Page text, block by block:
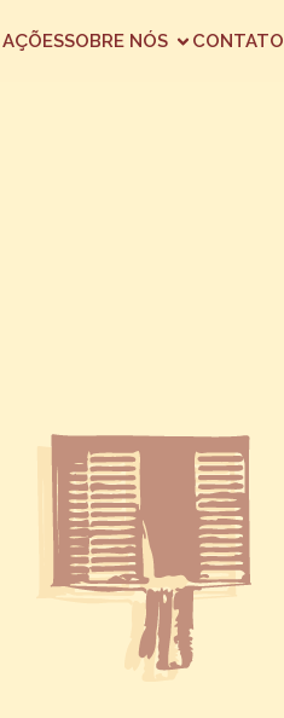
AÇÕESSOBRE NÓS CONTATO